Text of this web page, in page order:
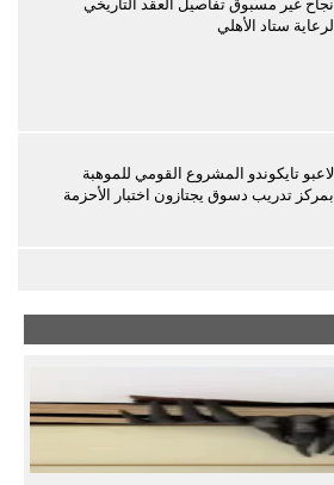
نجاح غير مسبوق تفاصيل العقد التاريخي
لرعاية ستاد الأهلي
لاعبو تايكوندو المشروع القومي للموهبة
بمركز تدريب دسوق يجتازون اختبار الأحزمة